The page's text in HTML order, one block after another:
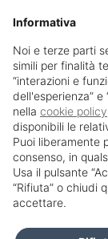
Informativa
Noi e terze parti
simili per finalità
“interazioni e
dell'esperienza”
nella cookie policy
disponibili le
Puoi liberamente
consenso, in
Usa il pulsante
“Rifiuta” o chiudi
accettare.